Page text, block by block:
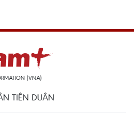
(VNA)
TIÊN DUÂN